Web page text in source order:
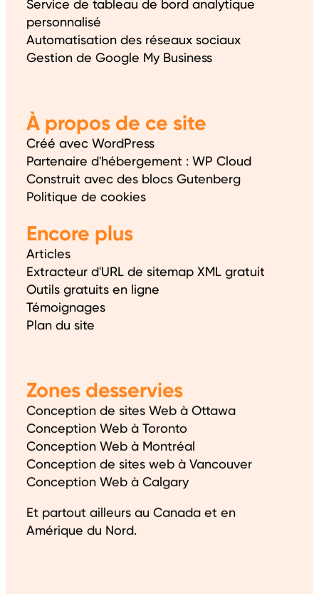
Service de tableau de bord analytique
personnalisé
Automatisation des réseaux sociaux
Gestion de Google My Business
À propos de ce site
Créé avec WordPress
Partenaire d'hébergement : WP Cloud
Construit avec des blocs Gutenberg
Politique de cookies
Encore plus
Articles
Extracteur d'URL de sitemap XML gratuit
Outils gratuits en ligne
Témoignages
Plan du site
Zones desservies
Conception de sites Web à Ottawa
Conception Web à Toronto
Conception Web à Montréal
Conception de sites web à Vancouver
Conception Web à Calgary
Et partout ailleurs au Canada et en
Amérique du Nord.